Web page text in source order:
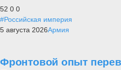
52 0 0
#Российская империя
5 августа 2026Армия
Фронтовой опыт